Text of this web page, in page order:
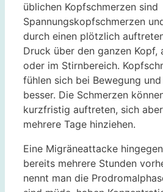
üblichen Kopfschmerzen sind
Spannungskopfschmerzen
durch einen plötzlich
Druck über den ganzen Kopf,
oder im Stirnbereich.
fühlen sich bei Bewegung
besser. Die Schmerzen
kurzfristig auftreten, sich
mehrere Tage hinziehen.
Eine Migräneattacke
bereits mehrere Stunden
nennt man die